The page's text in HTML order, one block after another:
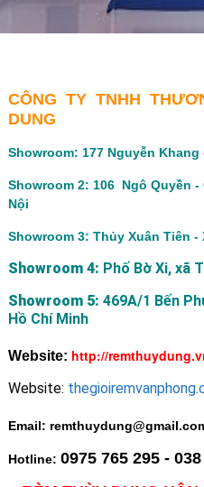
CÔNG TY TNHH
DUNG
Showroom: 177 Nguyễn Khang
Showroom 2: 106 Ngô Quyền
Nội
Showroom 3: Thủy Xuân Tiên
Showroom 4: Phố Bờ Xi, xã
Showroom 5: 469A/1 Bến
Hồ Chí Minh
Website: http://
Website:
Email:
Hotline: 0975 765 295 -